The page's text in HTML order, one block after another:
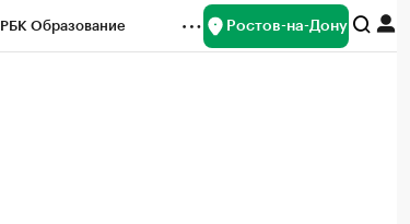
РБК Образование Ростов-на-Дону